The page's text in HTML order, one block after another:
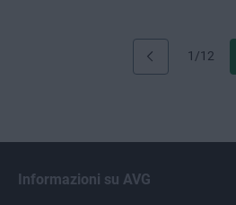
1/12
Informazioni su AVG